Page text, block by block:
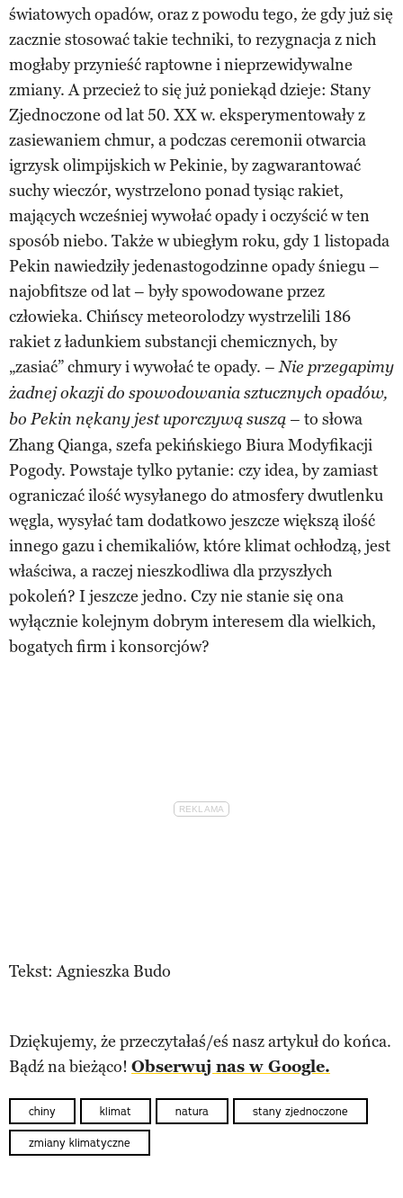
światowych opadów, oraz z powodu tego, że gdy już się
zacznie stosować takie techniki, to rezygnacja z nich
mogłaby przynieść raptowne i nieprzewidywalne
zmiany. A przecież to się już poniekąd dzieje: Stany
Zjednoczone od lat 50. XX w. eksperymentowały z
zasiewaniem chmur, a podczas ceremonii otwarcia
igrzysk olimpijskich w Pekinie, by zagwarantować
suchy wieczór, wystrzelono ponad tysiąc rakiet,
mających wcześniej wywołać opady i oczyścić w ten
sposób niebo. Także w ubiegłym roku, gdy 1 listopada
Pekin nawiedziły jedenastogodzinne opady śniegu –
najobfitsze od lat – były spowodowane przez
człowieka. Chińscy meteorolodzy wystrzelili 186
rakiet z ładunkiem substancji chemicznych, by
„zasiać” chmury i wywołać te opady. – Nie przegapimy
żadnej okazji do spowodowania sztucznych opadów,
bo Pekin nękany jest uporczywą suszą – to słowa
Zhang Qianga, szefa pekińskiego Biura Modyfikacji
Pogody. Powstaje tylko pytanie: czy idea, by zamiast
ograniczać ilość wysyłanego do atmosfery dwutlenku
węgla, wysyłać tam dodatkowo jeszcze większą ilość
innego gazu i chemikaliów, które klimat ochłodzą, jest
właściwa, a raczej nieszkodliwa dla przyszłych
pokoleń? I jeszcze jedno. Czy nie stanie się ona
wyłącznie kolejnym dobrym interesem dla wielkich,
bogatych firm i konsorcjów?
Tekst: Agnieszka Budo
Dziękujemy, że przeczytałaś/eś nasz artykuł do końca.
Bądź na bieżąco! Obserwuj nas w Google.
chiny klimat natura stany zjednoczone
zmiany klimatyczne